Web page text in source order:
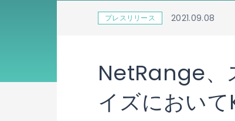
プレスリリース 2021.09.08
NetRange、
イズにおい